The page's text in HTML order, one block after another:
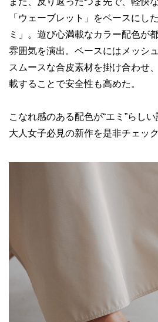
「ウェーブレット」をベースにし
ミ」。遊び心満載なカラー配色が
雰囲気を演出。ベースにはメッシ
スムースな合皮素材を掛け合わせ
載することで安全性も高めた。
こなれ感のある配色が“エミ”らし
大人女子必見の新作を是非チェック